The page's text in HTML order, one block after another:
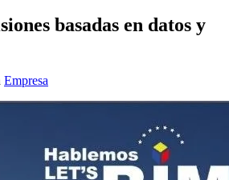
basadas en datos y
Empresa